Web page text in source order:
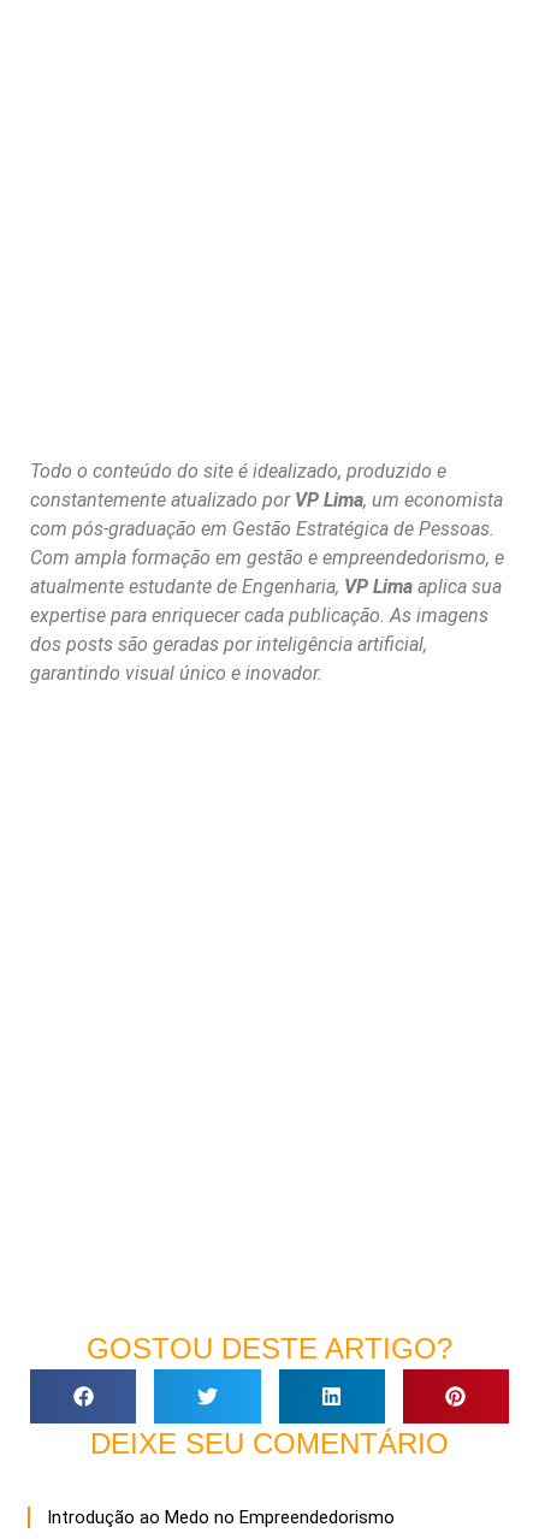
Todo o conteúdo do site é idealizado, produzido e
constantemente atualizado por VP Lima, um economista
com pós-graduação em Gestão Estratégica de Pessoas.
Com ampla formação em gestão e empreendedorismo, e
atualmente estudante de Engenharia, VP Lima aplica sua
expertise para enriquecer cada publicação. As imagens
dos posts são geradas por inteligência artificial,
garantindo visual único e inovador.
GOSTOU DESTE ARTIGO?
DEIXE SEU COMENTÁRIO
Introdução ao Medo no Empreendedorismo